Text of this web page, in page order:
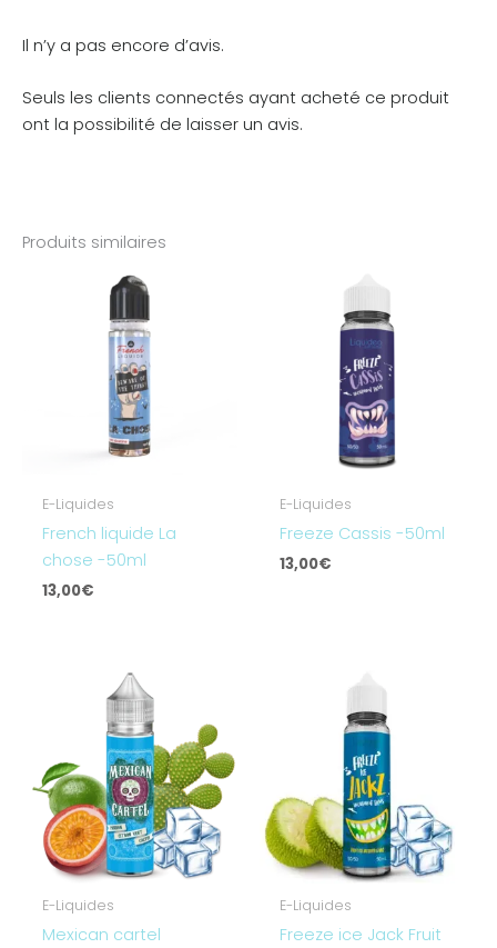
Il n’y a pas encore d’avis.
Seuls les clients connectés ayant acheté ce produit
ont la possibilité de laisser un avis.
Produits similaires
E-Liquides
French liquide La
chose -50ml
13,00€
E-Liquides
Freeze Cassis -50ml
13,00€
E-Liquides
Mexican cartel
E-Liquides
Freeze ice Jack Fruit